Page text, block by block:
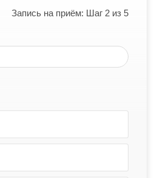
Запись на приём: Шаг 2 из 5